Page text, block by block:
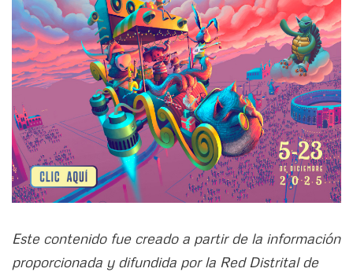
Este contenido fue creado a partir de la información
proporcionada y difundida por la Red Distrital de